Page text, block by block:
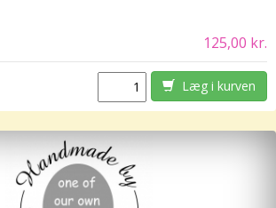
125,00 kr.
Læg i kurven